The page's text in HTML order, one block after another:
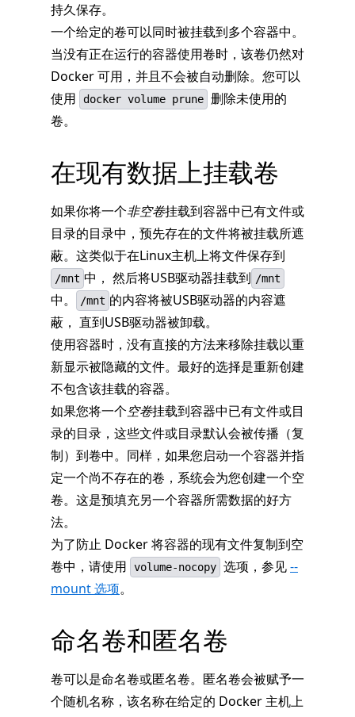
持久保存。
一个给定的卷可以同时被挂载到多个容器中。
当没有正在运行的容器使用卷时，该卷仍然对
Docker 可用，并且不会被自动删除。您可以
使用
docker volume prune 删除未使用的
卷。
在现有数据上挂载卷
如果你将一个非空卷挂载到容器中已有文件或
目录的目录中，预先存在的文件将被挂载所遮
蔽。这类似于在Linux主机上将文件保存到
/mnt 中， 然后将USB驱动器挂载到 /mnt
中。 /mnt 的内容将被USB驱动器的内容遮
蔽， 直到USB驱动器被卸载。
使用容器时，没有直接的方法来移除挂载以重
新显示被隐藏的文件。最好的选择是重新创建
不包含该挂载的容器。
如果您将一个空卷挂载到容器中已有文件或目
录的目录，这些文件或目录默认会被传播（复
制）到卷中。同样，如果您启动一个容器并指
定一个尚不存在的卷，系统会为您创建一个空
卷。这是预填充另一个容器所需数据的好方
法。
为了防止 Docker 将容器的现有文件复制到空
卷中，请使用
volume-nocopy 选项，参见--
mount 选项。
命名卷和匿名卷
卷可以是命名卷或匿名卷。匿名卷会被赋予一
个随机名称，该名称在给定的 Docker 主机上